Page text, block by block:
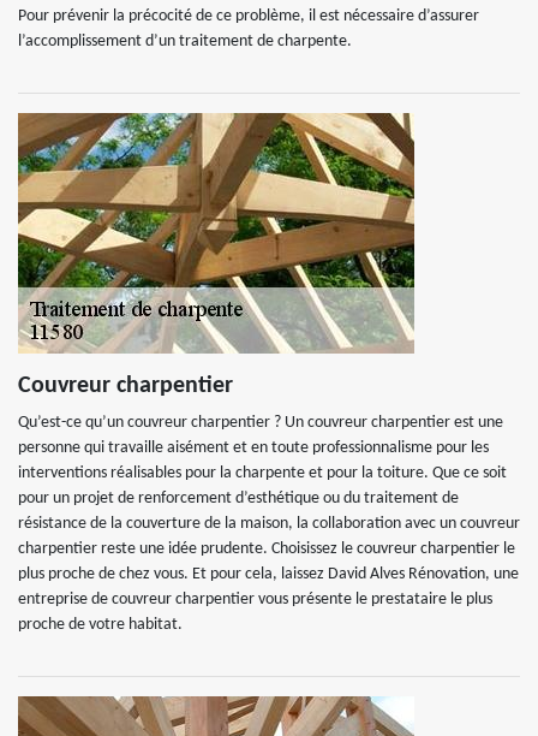
Pour prévenir la précocité de ce problème, il est nécessaire d’assurer
l’accomplissement d’un traitement de charpente.
Couvreur charpentier
Qu’est-ce qu’un couvreur charpentier ? Un couvreur charpentier est une
personne qui travaille aisément et en toute professionnalisme pour les
interventions réalisables pour la charpente et pour la toiture. Que ce soit
pour un projet de renforcement d’esthétique ou du traitement de
résistance de la couverture de la maison, la collaboration avec un couvreur
charpentier reste une idée prudente. Choisissez le couvreur charpentier le
plus proche de chez vous. Et pour cela, laissez David Alves Rénovation, une
entreprise de couvreur charpentier vous présente le prestataire le plus
proche de votre habitat.